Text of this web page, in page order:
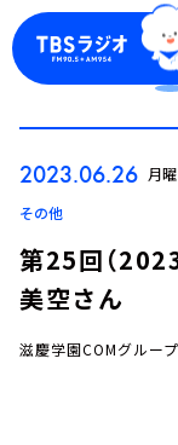
2023.06.26 月
その他
第25回（
美空さん
滋慶学園COMグルー